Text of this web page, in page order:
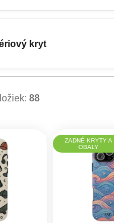
kryt
88
ZADNÉ KRYTY A
OBALY